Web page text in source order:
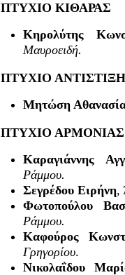
ΠΤΥΧΙΟ ΚΙΘΑΡΑΣ
Κηρολύτης
Μαυροειδή.
ΠΤΥΧΙΟ
Μητώση
ΠΤΥΧΙΟ ΑΡΜΟΝΙΑΣ
Καραγιάννης
Ράμμου.
Σεγρέδου Ειρήνη,
Φωτοπούλου
Ράμμου.
Καφούρος
Γρηγορίου.
Νικολαΐδου